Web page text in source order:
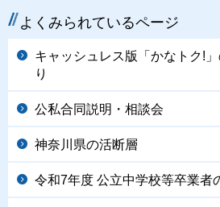
よくみられているページ
キャッシュレス版「かなトク!
り
公私合同説明・相談会
神奈川県の活断層
令和7年度 公立中学校等卒業者